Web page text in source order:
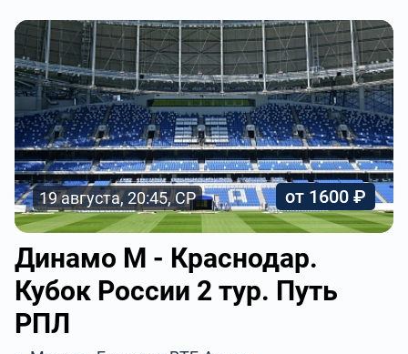
19 августа, 20:45, СР от 1600 ₽
Динамо М - Краснодар.
Кубок России 2 тур. Путь
РПЛ